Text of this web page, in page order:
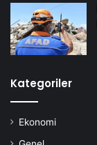
Kategoriler
Ekonomi